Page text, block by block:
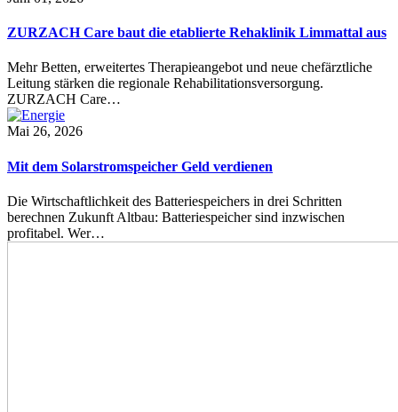
ZURZACH Care baut die etablierte Rehaklinik Limmattal aus
Mehr Betten, erweitertes Therapieangebot und neue chefärztliche
Leitung stärken die regionale Rehabilitationsversorgung.
ZURZACH Care…
Mai 26, 2026
Mit dem Solarstromspeicher Geld verdienen
Die Wirtschaftlichkeit des Batteriespeichers in drei Schritten
berechnen Zukunft Altbau: Batteriespeicher sind inzwischen
profitabel. Wer…